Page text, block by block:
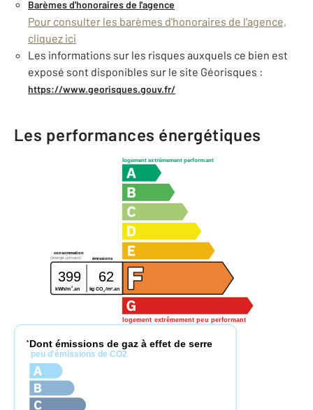
Barèmes d'honoraires de l'agence
Pour consulter les barèmes d'honoraires de l'agence,
cliquez ici
Les informations sur les risques auxquels ce bien est
exposé sont disponibles sur le site Géorisques :
https://www.georisques.gouv.fr/
Les performances énergétiques
logement extrêmement performant
logement extrêmement peu performant
consommation
émissions
(énergie primaire)
399 62
kWh/m 2 .an kg CO2/m2 .an
* Dont émissions de gaz à effet de serre
peu d'émissions de CO2